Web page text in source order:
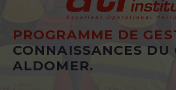
PROGRAMME DE
CONNAISSANCES DU
ALDOMER.